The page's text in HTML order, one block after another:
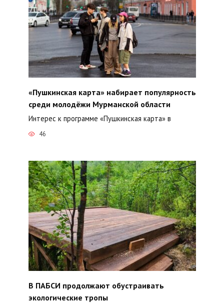
«Пушкинская карта» набирает популярность
среди молодёжи Мурманской области
Интерес к программе «Пушкинская карта» в
46
В ПАБСИ продолжают обустраивать
экологические тропы